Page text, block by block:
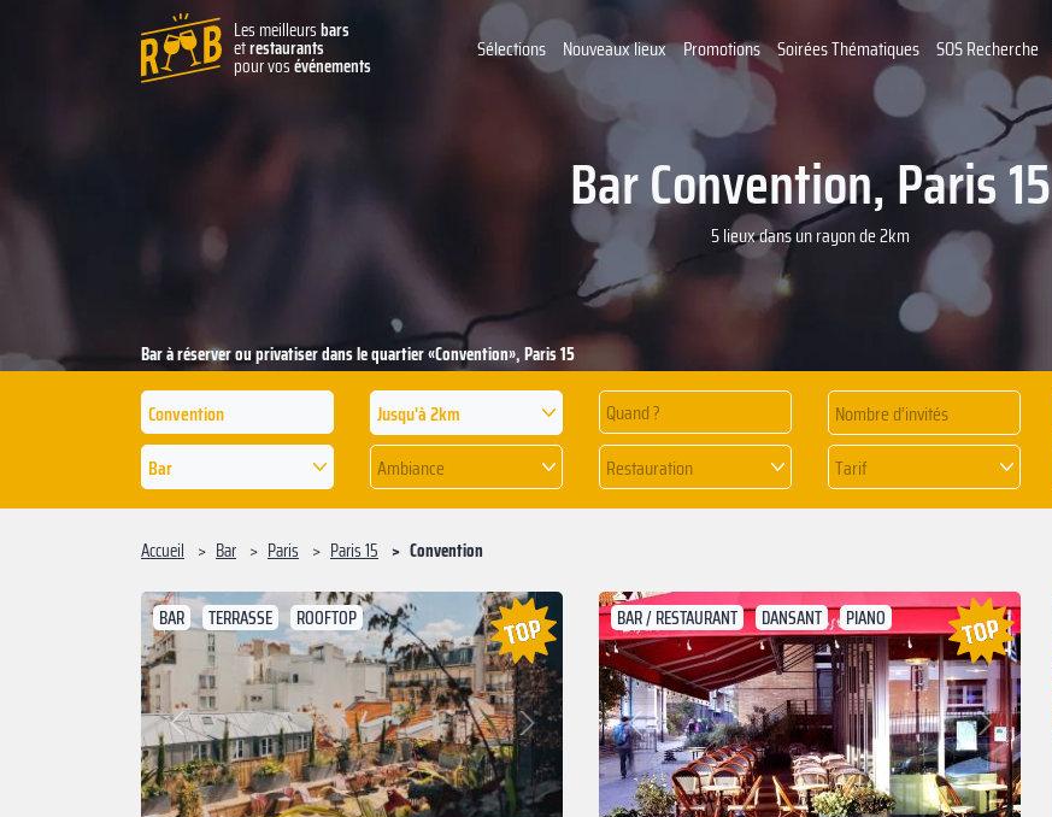
Les meilleursbars
etrestaurants
pour vosévénements
Sélections Nouveaux lieux Promotions Soirées Thématiques SOS Recherche
Bar Convention, Paris 15
5 lieux dans un rayon de 2km
Jusqu'à 2km Quand ?
Bar
Ambiance Restauration Tarif
Bar à réserver ou privatiser dans le quartier «Convention», Paris 15
Accueil Bar Paris Paris 15 Convention
BAR TERRASSE ROOFTOP
Précédent
Suivant
BAR / RESTAURANT DANSANT PIANO
Précédent
Suivant